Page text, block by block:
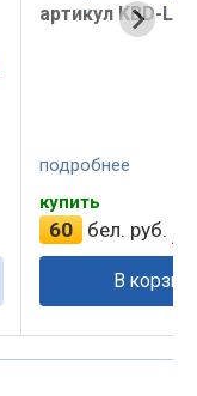
артикул KBD-LE-
подробнее
купить
60 бел. руб.
В корзину